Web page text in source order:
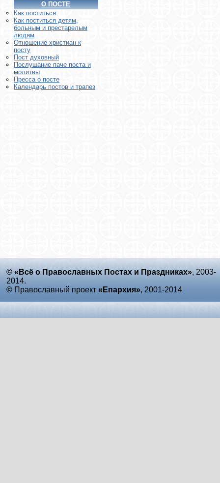
О ПОСТЕ
Как поститься
Как поститься детям,
больным и престарелым
людям
Отношение христиан к
посту
Пост духовный
Послушание паче поста и
молитвы
Пресса о посте
Календарь постов и трапез
© «Всё о Православных Постах и Праздниках», 2003-
2014.
© Православный проект «Епархия», 2001-2014